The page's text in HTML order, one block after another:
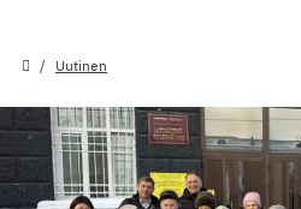
Uutinen